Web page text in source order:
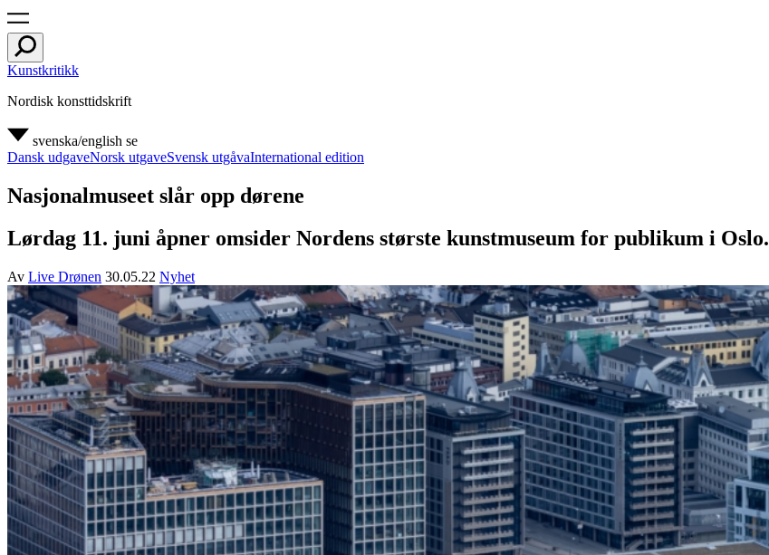
Kunstkritikk
Nordisk konsttidskrift
svenska/english se
Dansk udgaveNorsk utgaveSvensk utgåvaInternational edition
Nasjonalmuseet slår opp dørene
Lørdag 11. juni åpner omsider Nordens største kunstmuseum for publikum i Oslo.
Av Live Drønen 30.05.22 Nyhet